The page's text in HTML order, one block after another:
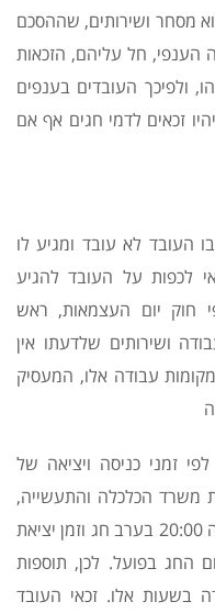
מסחר ושירותים, שההסכם
הענפי, חל עליהם, הזכאות
ולפיכך העובדים בענפים
זכאים לדמי חגים אף אם
העובד לא עובד ומגיע לו
לכפות על העובד להגיע
חוק יום העצמאות, ראש
ושירותים שלדעתו אין
עבודה אלו, המעסיק
זמני כניסה ויציאה של
משרד הכלכלה והתעשייה,
זמן כניסת חג יום העצמאות הוא בשעה 20:00 בערב חג וזמן יציאת
בערב של יום החג בפועל. לכן, תוספות
בשעות אלו. זכאי העובד